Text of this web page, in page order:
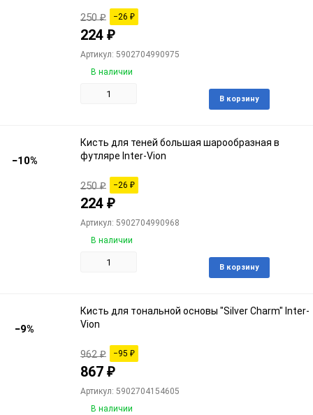
250₽ −26 ₽
224 ₽
Артикул: 5902704990975
В наличии
В корзину
−10%
Кисть для теней большая шарообразная в
футляре Inter-Vion
250₽ −26 ₽
224 ₽
Артикул: 5902704990968
В наличии
В корзину
−9%
Кисть для тональной основы "Silver Charm" Inter-
Vion
962₽ −95 ₽
867 ₽
Артикул: 5902704154605
В наличии